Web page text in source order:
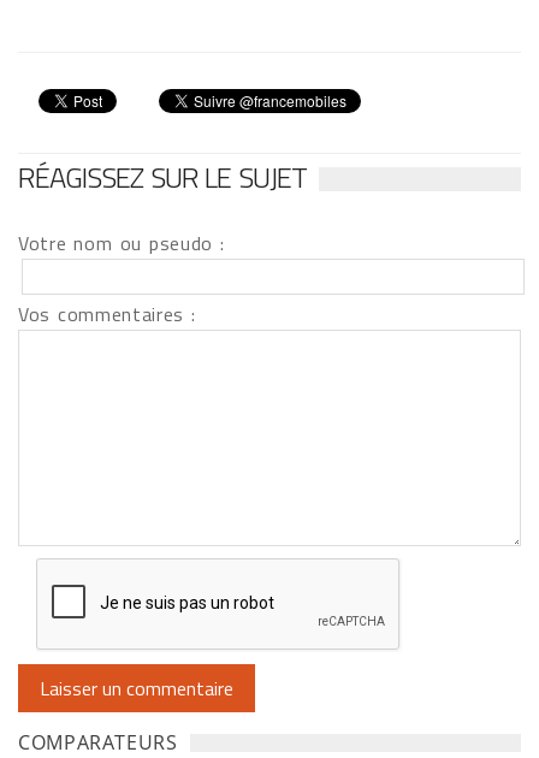
RÉAGISSEZ SUR LE SUJET
Votre nom ou pseudo :
Vos commentaires :
COMPARATEURS